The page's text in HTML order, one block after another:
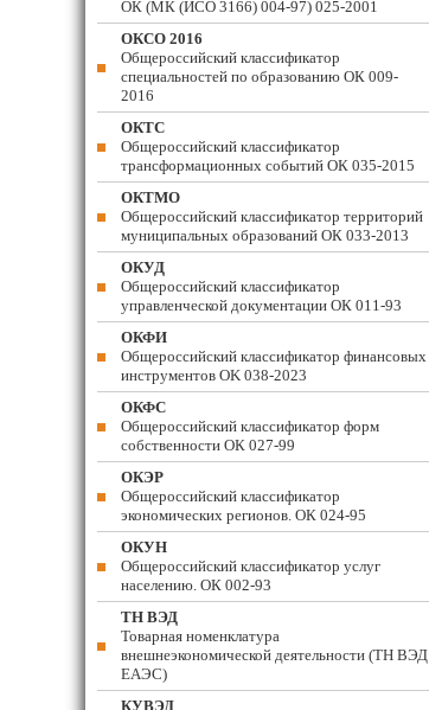
ОК (МК (ИСО 3166) 004-97) 025-2001
ОКСО 2016
Общероссийский классификатор
специальностей по образованию ОК 009-
2016
ОКТС
Общероссийский классификатор
трансформационных событий ОК 035-2015
ОКТМО
Общероссийский классификатор территорий
муниципальных образований ОК 033-2013
ОКУД
Общероссийский классификатор
управленческой документации ОК 011-93
ОКФИ
Общероссийский классификатор финансовых
инструментов OK 038-2023
ОКФС
Общероссийский классификатор форм
собственности ОК 027-99
ОКЭР
Общероссийский классификатор
экономических регионов. ОК 024-95
ОКУН
Общероссийский классификатор услуг
населению. ОК 002-93
ТН ВЭД
Товарная номенклатура
внешнеэкономической деятельности (ТН ВЭД
ЕАЭС)
КУВЭД